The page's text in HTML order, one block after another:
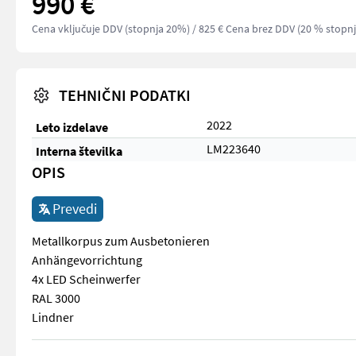
Cena vključuje DDV (stopnja 20%) / 825 € Cena brez DDV (20 %
TEHNIČNI PODATKI
Leto izdelave
2022
Interna številka
LM223640
OPIS
Prevedi
Metallkorpus zum Ausbetonieren
Anhängevorrichtung
4x LED Scheinwerfer
RAL 3000
Lindner
Metallkorpus zum Ausbetonieren Anhängevorrichtung 4x